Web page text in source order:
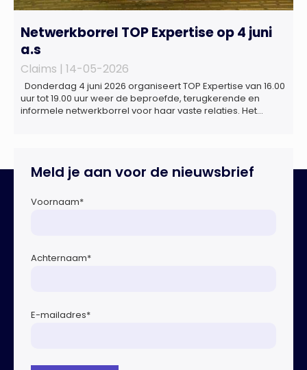
Netwerkborrel TOP Expertise op 4 juni
a.s
Claims | 14-05-2026
Donderdag 4 juni 2026 organiseert TOP Expertise van 16.00
uur tot 19.00 uur weer de beproefde, terugkerende en
informele netwerkborrel voor haar vaste relaties. Het
Meld je aan voor de nieuwsbrief
Voornaam*
Achternaam*
E-mailadres*